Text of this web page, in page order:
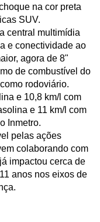
na cor preta
SUV.
central multimídia
e conectividade ao
agora de 8"
de combustível do
rodoviário.
e 10,8 km/l com
e 11 km/l com
Inmetro.
pelas ações
colaborando com
impactou cerca de
anos nos eixos de